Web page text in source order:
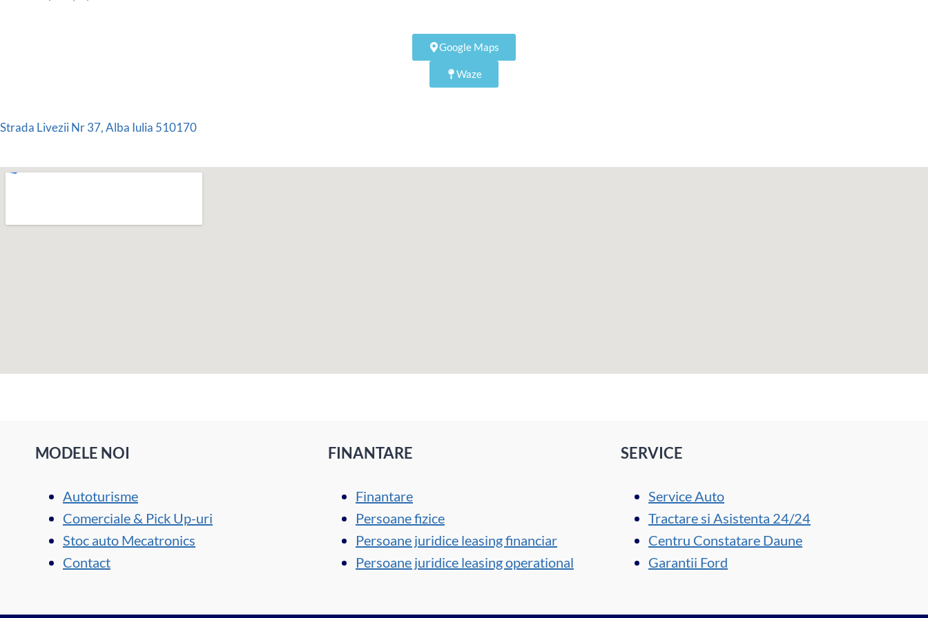
Google Maps
Waze
Strada Livezii Nr 37, Alba Iulia 510170
MODELE NOI
Autoturisme
Comerciale & Pick Up-uri
Stoc auto Mecatronics
Contact
FINANTARE
Finantare
Persoane fizice
Persoane juridice leasing financiar
Persoane juridice leasing operational
SERVICE
Service Auto
Tractare si Asistenta 24/24
Centru Constatare Daune
Garantii Ford